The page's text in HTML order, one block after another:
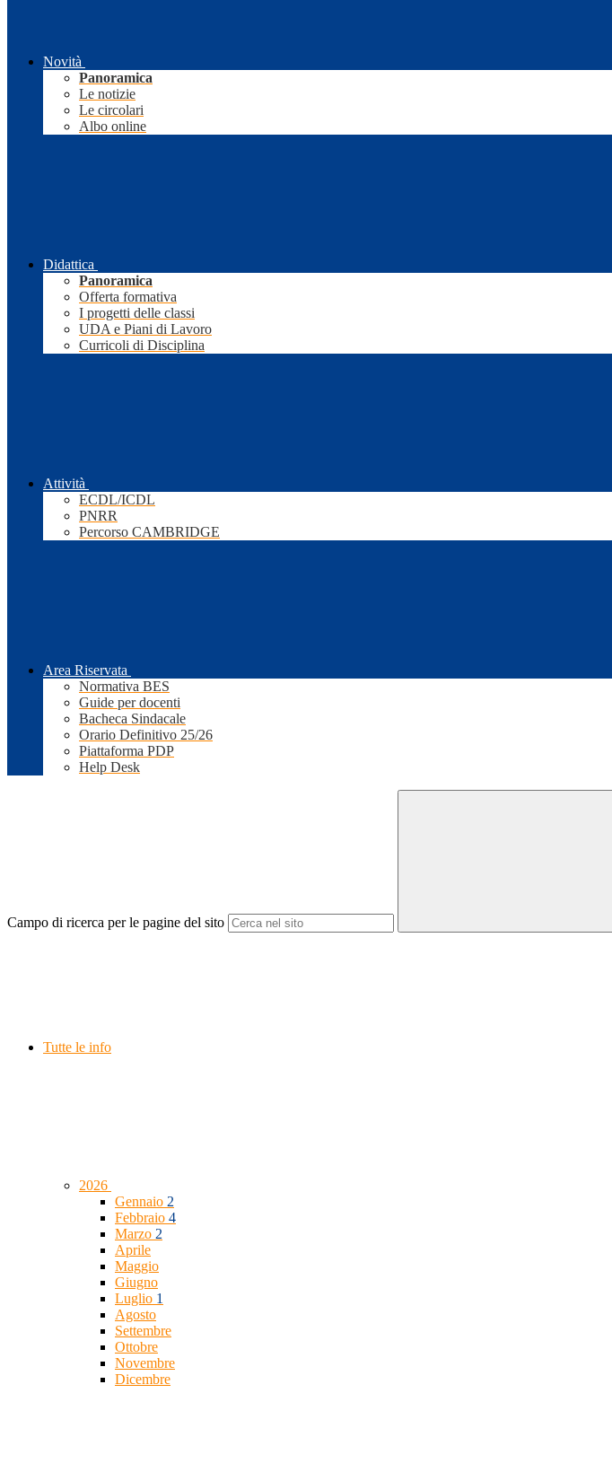
Novità
Panoramica
Le notizie
Le circolari
Albo online
Didattica
Panoramica
Offerta formativa
I progetti delle classi
UDA e Piani di Lavoro
Curricoli di Disciplina
Attività
ECDL/ICDL
PNRR
Percorso CAMBRIDGE
Area Riservata
Normativa BES
Guide per docenti
Bacheca Sindacale
Orario Definitivo 25/26
Piattaforma PDP
Help Desk
Campo di ricerca per le pagine del sito
Tutte le info
2026
Gennaio 2
Febbraio 4
Marzo 2
Aprile
Maggio
Giugno
Luglio 1
Agosto
Settembre
Ottobre
Novembre
Dicembre